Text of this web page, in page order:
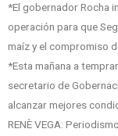
*El gobernador Rocha
operación para que
maíz y el compromiso
*Esta mañana a
secretario de
alcanzar mejores
RENÈ VEGA: